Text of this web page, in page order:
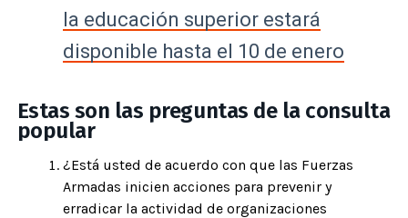
la educación superior estará
disponible hasta el 10 de enero
Estas son las preguntas de la consulta
popular
¿Está usted de acuerdo con que las Fuerzas
Armadas inicien acciones para prevenir y
erradicar la actividad de organizaciones